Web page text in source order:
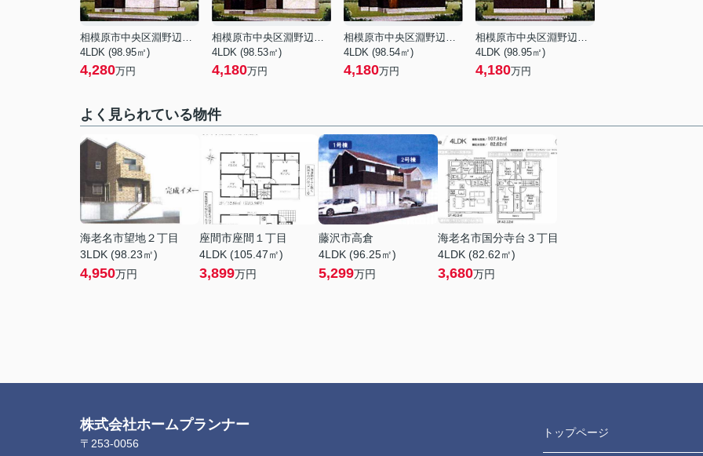
相模原市中央区淵野辺本町１丁目
4LDK (98.95㎡)
4,280万円
相模原市中央区淵野辺本町１丁目
4LDK (98.53㎡)
4,180万円
相模原市中央区淵野辺本町１丁目
4LDK (98.54㎡)
4,180万円
相模原市中央区淵野辺本町１丁目
4LDK (98.95㎡)
4,180万円
よく見られている物件
海老名市望地２丁目
3LDK (98.23㎡)
4,950万円
座間市座間１丁目
4LDK (105.47㎡)
3,899万円
藤沢市高倉
4LDK (96.25㎡)
5,299万円
海老名市国分寺台３丁目
4LDK (82.62㎡)
3,680万円
株式会社ホームプランナー
〒253-0056
トップページ